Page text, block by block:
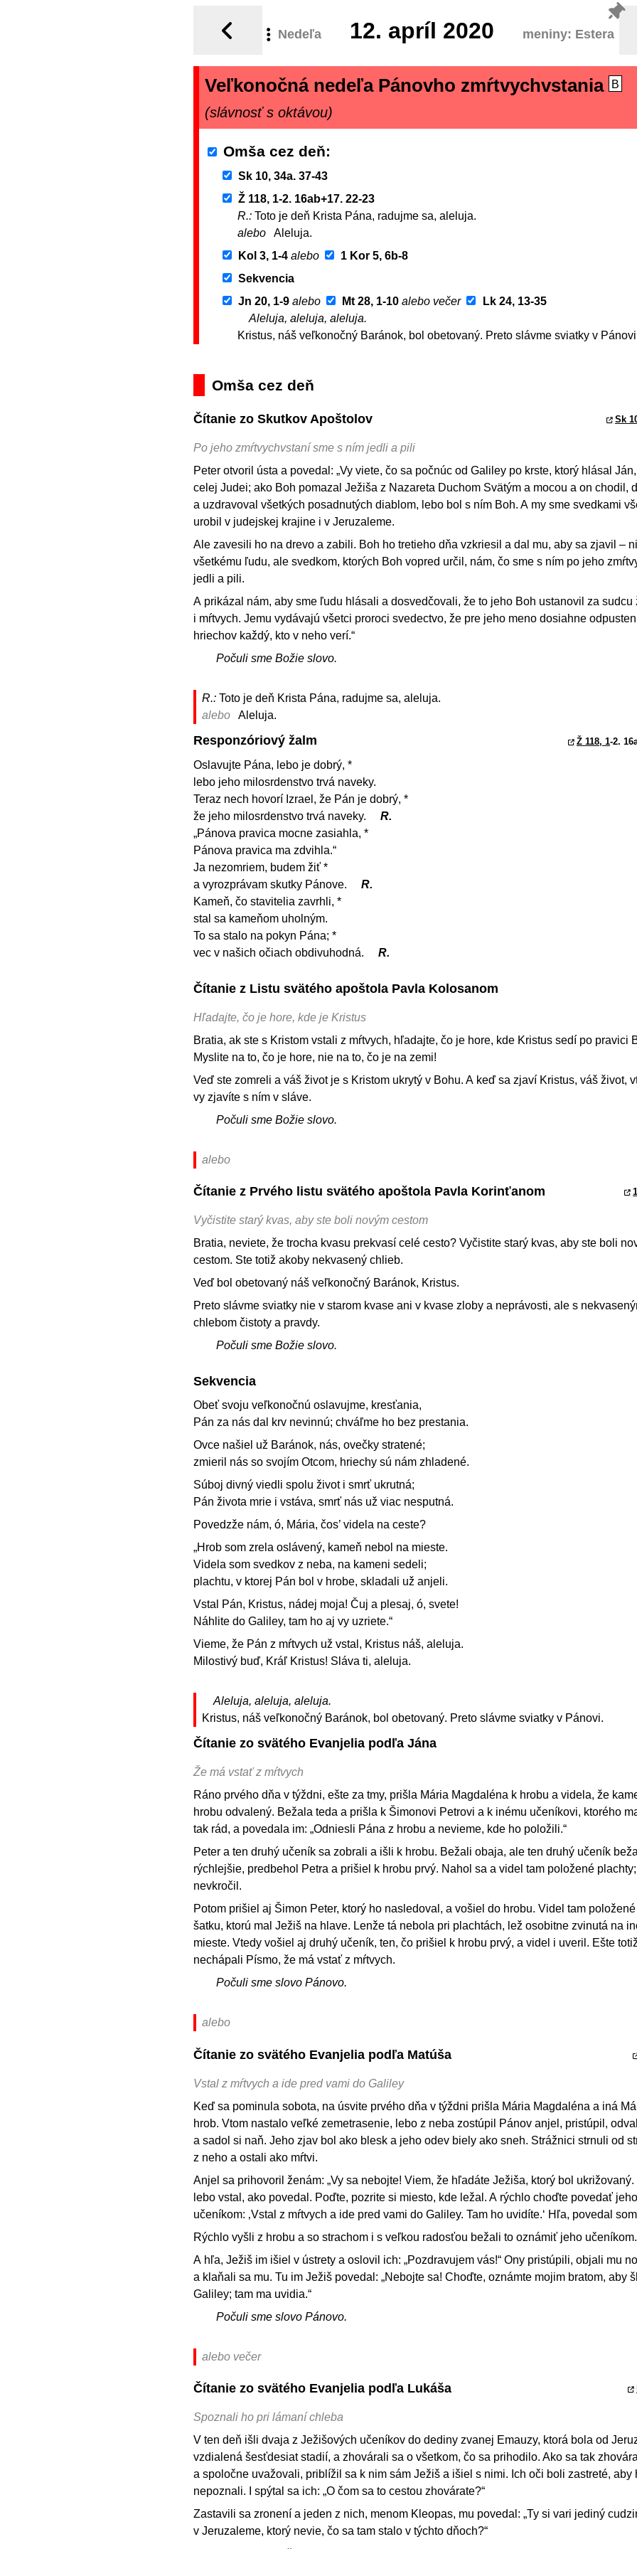
Nedeľa 12. apríl 2020 meniny: Estera
Veľkonočná nedeľa Pánovho zmŕtvychvstania B
(slávnosť s oktávou)
Omša cez deň
Sk 10, 34a. 37-43
Ž 118, 1-2. 16ab+17. 22-23
R.: Toto je deň Krista Pána, radujme sa, aleluja.
alebo
Aleluja.
Kol 3, 1-4 alebo
1 Kor 5, 6b-8
Sekvencia
Jn 20, 1-9 alebo Mt 28, 1-10 alebo večer
Lk 24, 13-35
Aleluja, aleluja, aleluja.
Kristus, náš veľkonočný Baránok, bol obetovaný. Preto slávme sviatky v
Omša cez deň
Čítanie zo Skutkov Apoštolov Sk
Po jeho zmŕtvychvstaní sme s ním jedli a pili
Peter otvoril ústa a povedal: „Vy viete, čo sa počnúc od Galiley po krste, ktorý hlásal
celej Judei; ako Boh pomazal Ježiša z Nazareta Duchom Svätým a mocou a on chodil,
a uzdravoval všetkých posadnutých diablom, lebo bol s ním Boh. A my sme svedkami
urobil v judejskej krajine i v Jeruzaleme.
Ale zavesili ho na drevo a zabili. Boh ho tretieho dňa vzkriesil a dal mu, aby sa zjavil –
všetkému ľudu, ale svedkom, ktorých Boh vopred určil, nám, čo sme s ním po jeho
jedli a pili.
A prikázal nám, aby sme ľudu hlásali a dosvedčovali, že to jeho Boh ustanovil za sudcu
i mŕtvych. Jemu vydávajú všetci proroci svedectvo, že pre jeho meno dosiahne
hriechov každý, kto v neho verí.“
Počuli sme Božie slovo.
R.: Toto je deň Krista Pána, radujme sa, aleluja.
alebo
Aleluja.
Responzóriový žalm Ž 118, 1-2.
Oslavujte Pána, lebo je dobrý, *
lebo jeho milosrdenstvo trvá naveky.
Teraz nech hovorí Izrael, že Pán je dobrý, *
že jeho milosrdenstvo trvá naveky.
R.
„Pánova pravica mocne zasiahla, *
Pánova pravica ma zdvihla.“
Ja nezomriem, budem žiť *
a vyrozprávam skutky Pánove.
R.
Kameň, čo stavitelia zavrhli, *
stal sa kameňom uholným.
To sa stalo na pokyn Pána; *
vec v našich očiach obdivuhodná.
R.
Čítanie z Listu svätého apoštola Pavla Kolosanom
Hľadajte, čo je hore, kde je Kristus
Bratia, ak ste s Kristom vstali z mŕtvych, hľadajte, čo je hore, kde Kristus sedí po pravici
Myslite na to, čo je hore, nie na to, čo je na zemi!
Veď ste zomreli a váš život je s Kristom ukrytý v Bohu. A keď sa zjaví Kristus, váš život,
vy zjavíte s ním v sláve.
Počuli sme Božie slovo.
alebo
Čítanie z Prvého listu svätého apoštola Pavla Korinťanom
Vyčistite starý kvas, aby ste boli novým cestom
Bratia, neviete, že trocha kvasu prekvasí celé cesto? Vyčistite starý kvas, aby ste boli
cestom. Ste totiž akoby nekvasený chlieb.
Veď bol obetovaný náš veľkonočný Baránok, Kristus.
Preto slávme sviatky nie v starom kvase ani v kvase zloby a neprávosti, ale s
chlebom čistoty a pravdy.
Počuli sme Božie slovo.
Sekvencia
Obeť svoju veľkonočnú oslavujme, kresťania,
Pán za nás dal krv nevinnú; chváľme ho bez prestania.
Ovce našiel už Baránok, nás, ovečky stratené;
zmieril nás so svojím Otcom, hriechy sú nám zhladené.
Súboj divný viedli spolu život i smrť ukrutná;
Pán života mrie i vstáva, smrť nás už viac nesputná.
Povedzže nám, ó, Mária, čos’ videla na ceste?
„Hrob som zrela oslávený, kameň nebol na mieste.
Videla som svedkov z neba, na kameni sedeli;
plachtu, v ktorej Pán bol v hrobe, skladali už anjeli.
Vstal Pán, Kristus, nádej moja! Čuj a plesaj, ó, svete!
Náhlite do Galiley, tam ho aj vy uzriete.“
Vieme, že Pán z mŕtvych už vstal, Kristus náš, aleluja.
Milostivý buď, Kráľ Kristus! Sláva ti, aleluja.
Aleluja, aleluja, aleluja.
Kristus, náš veľkonočný Baránok, bol obetovaný. Preto slávme sviatky v Pánovi.
Čítanie zo svätého Evanjelia podľa Jána
Že má vstať z mŕtvych
Ráno prvého dňa v týždni, ešte za tmy, prišla Mária Magdaléna k hrobu a videla, že
hrobu odvalený. Bežala teda a prišla k Šimonovi Petrovi a k inému učeníkovi, ktorého
tak rád, a povedala im: „Odniesli Pána z hrobu a nevieme, kde ho položili.“
Peter a ten druhý učeník sa zobrali a išli k hrobu. Bežali obaja, ale ten druhý učeník
rýchlejšie, predbehol Petra a prišiel k hrobu prvý. Nahol sa a videl tam položené
nevkročil.
Potom prišiel aj Šimon Peter, ktorý ho nasledoval, a vošiel do hrobu. Videl tam
šatku, ktorú mal Ježiš na hlave. Lenže tá nebola pri plachtách, lež osobitne zvinutá na
mieste. Vtedy vošiel aj druhý učeník, ten, čo prišiel k hrobu prvý, a videl i uveril. Ešte
nechápali Písmo, že má vstať z mŕtvych.
Počuli sme slovo Pánovo.
alebo
Čítanie zo svätého Evanjelia podľa Matúša
Vstal z mŕtvych a ide pred vami do Galiley
Keď sa pominula sobota, na úsvite prvého dňa v týždni prišla Mária Magdaléna a iná
hrob. Vtom nastalo veľké zemetrasenie, lebo z neba zostúpil Pánov anjel, pristúpil,
a sadol si naň. Jeho zjav bol ako blesk a jeho odev biely ako sneh. Strážnici strnuli od
z neho a ostali ako mŕtvi.
Anjel sa prihovoril ženám: „Vy sa nebojte! Viem, že hľadáte Ježiša, ktorý bol ukrižovaný.
lebo vstal, ako povedal. Poďte, pozrite si miesto, kde ležal. A rýchlo choďte povedať jeho
učeníkom: ‚Vstal z mŕtvych a ide pred vami do Galiley. Tam ho uvidíte.‘ Hľa, povedal
Rýchlo vyšli z hrobu a so strachom i s veľkou radosťou bežali to oznámiť jeho učeníkom.
A hľa, Ježiš im išiel v ústrety a oslovil ich: „Pozdravujem vás!“ Ony pristúpili, objali mu
a klaňali sa mu. Tu im Ježiš povedal: „Nebojte sa! Choďte, oznámte mojim bratom, aby
Galiley; tam ma uvidia.“
Počuli sme slovo Pánovo.
alebo večer
Čítanie zo svätého Evanjelia podľa Lukáša
Spoznali ho pri lámaní chleba
V ten deň išli dvaja z Ježišových učeníkov do dediny zvanej Emauzy, ktorá bola od
vzdialená šesťdesiat stadií, a zhovárali sa o všetkom, čo sa prihodilo. Ako sa tak
a spoločne uvažovali, priblížil sa k nim sám Ježiš a išiel s nimi. Ich oči boli zastreté, aby
nepoznali. I spýtal sa ich: „O čom sa to cestou zhovárate?“
Zastavili sa zronení a jeden z nich, menom Kleopas, mu povedal: „Ty si vari jediný
v Jeruzaleme, ktorý nevie, čo sa tam stalo v týchto dňoch?“